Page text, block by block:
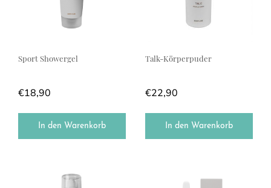
Sport Showergel
€18,90
In den Warenkorb
Talk-Körperpuder
€22,90
In den Warenkorb